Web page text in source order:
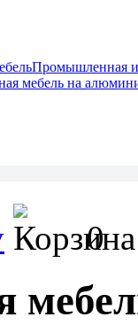
Промышленная и
мебель на
0